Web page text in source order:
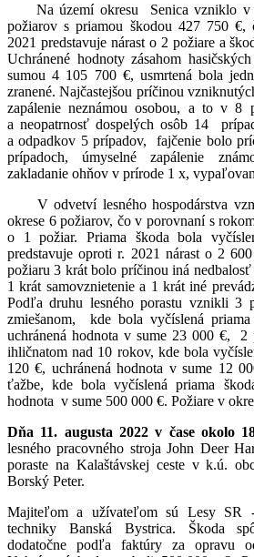
Na území okresu Senica vzniklo v
požiarov s priamou škodou 427 750
2021 predstavuje nárast o 2 požiare a
Uchránené hodnoty zásahom
sumou 4 105 700 €, usmrtená bola
zranené. Najčastejšou príčinou
zapálenie neznámou osobou, a to v 8
a neopatrnosť dospelých osôb 14
a odpadkov 5 prípadov, fajčenie bolo
prípadoch, úmyselné zapálenie
zakladanie ohňov v prírode 1 x,
V odvetví lesného hospodárstva
okrese 6 požiarov, čo v porovnaní s
o 1 požiar. Priama škoda bola
predstavuje oproti r. 2021 nárast o 2
požiaru 3 krát bolo príčinou iná
1 krát samovznietenie a 1 krát iné
Podľa druhu lesného porastu vznikli 3
zmiešanom, kde bola vyčíslená
uchránená hodnota v sume 23 000 €, 2
ihličnatom nad 10 rokov, kde bola
120 €, uchránená hodnota v sume 12
ťažbe, kde bola vyčíslená priama
hodnota v sume 500 000 €. Požiare v
Dňa 11. augusta 2022 v čase okolo
lesného pracovného stroja John Deer
poraste na Kalaštávskej ceste v k.ú.
Borský Peter.
Majiteľom a užívateľom sú Lesy SR
techniky Banská Bystrica. Škoda
dodatočne podľa faktúry za opravu